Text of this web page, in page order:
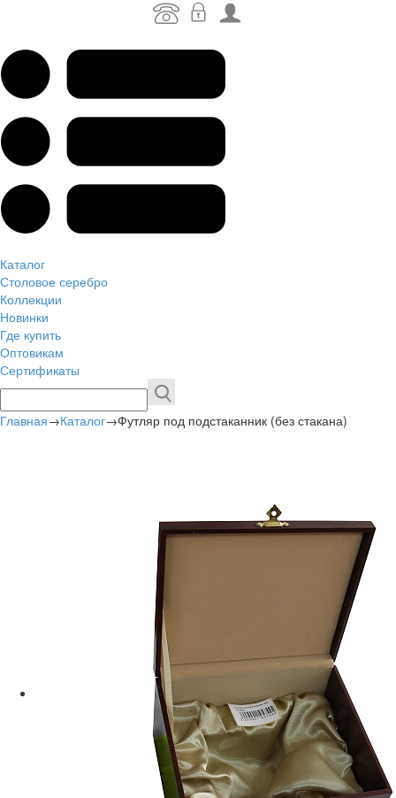
Каталог
Столовое серебро
Коллекции
Новинки
Где купить
Оптовикам
Сертификаты
Главная→Каталог→Футляр под подстаканник (без стакана)